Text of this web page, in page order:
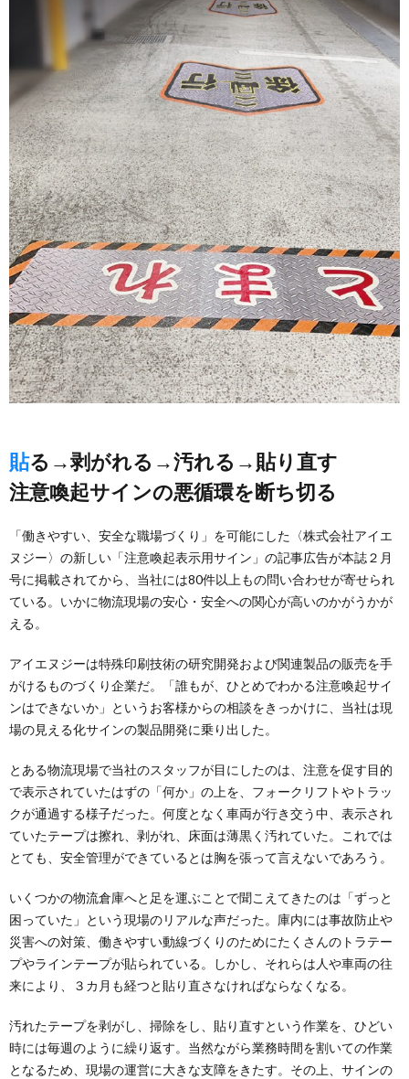
貼る→剥がれる→汚れる→貼り直す
注意喚起サインの悪循環を断ち切る
「働きやすい、安全な職場づくり」を可能にした〈株式会社アイエ
ヌジー〉の新しい「注意喚起表示用サイン」の記事広告が本誌２月
号に掲載されてから、当社には80件以上もの問い合わせが寄せられ
ている。いかに物流現場の安心・安全への関心が高いのかがうかが
える。
アイエヌジーは特殊印刷技術の研究開発および関連製品の販売を手
がけるものづくり企業だ。「誰もが、ひとめでわかる注意喚起サイ
ンはできないか」というお客様からの相談をきっかけに、当社は現
場の見える化サインの製品開発に乗り出した。
とある物流現場で当社のスタッフが目にしたのは、注意を促す目的
で表示されていたはずの「何か」の上を、フォークリフトやトラッ
クが通過する様子だった。何度となく車両が行き交う中、表示され
ていたテープは擦れ、剥がれ、床面は薄黒く汚れていた。これでは
とても、安全管理ができているとは胸を張って言えないであろう。
いくつかの物流倉庫へと足を運ぶことで聞こえてきたのは「ずっと
困っていた」という現場のリアルな声だった。庫内には事故防止や
災害への対策、働きやすい動線づくりのためにたくさんのトラテー
プやラインテープが貼られている。しかし、それらは人や車両の往
来により、３カ月も経つと貼り直さなければならなくなる。
汚れたテープを剥がし、掃除をし、貼り直すという作業を、ひどい
時には毎週のように繰り返す。当然ながら業務時間を割いての作業
となるため、現場の運営に大きな支障をきたす。その上、サインの